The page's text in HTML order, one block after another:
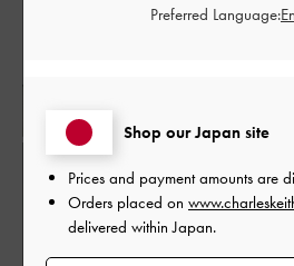
Shop our Japan site
Prices and payment amounts are
Orders placed on
delivered within Japan.
Preferred Language: